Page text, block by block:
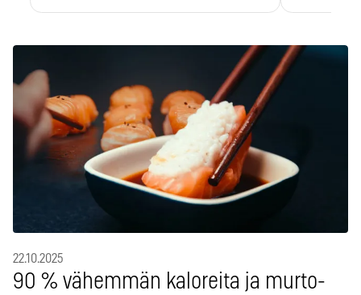
22.10.2025
90 % vähemmän kaloreita ja murto-